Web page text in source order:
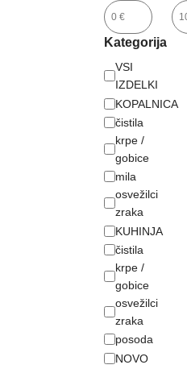
Kategorija
VSI
IZDELKI
KOPALNICA
čistila
krpe /
gobice
mila
osvežilci
zraka
KUHINJA
čistila
krpe /
gobice
osvežilci
zraka
posoda
NOVO